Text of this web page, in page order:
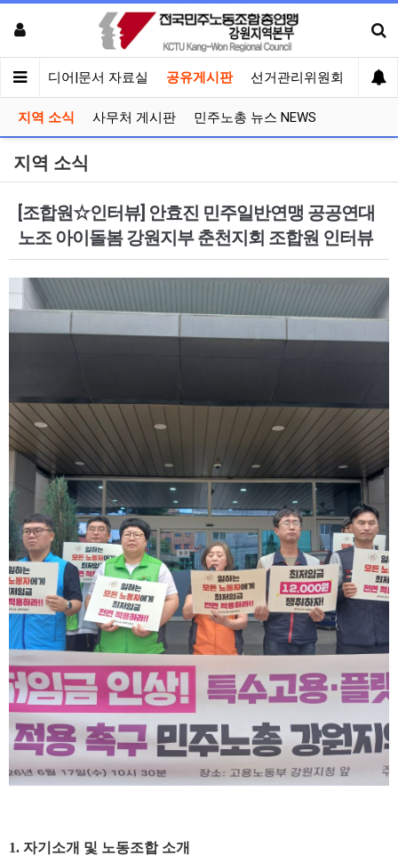
견 미디어|문서 자료실 공유게시판 선거관리위원회
지역 소식 사무처 게시판 민주노총 뉴스 NEWS
지역 소식
[조합원☆인터뷰] 안효진 민주일반연맹 공공연대
노조 아이돌봄 강원지부 춘천지회 조합원 인터뷰
1. 자기소개 및 노동조합 소개